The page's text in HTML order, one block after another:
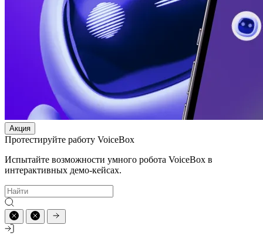
Акция
Протестируйте работу VoiceBox
Испытайте возможности умного робота VoiceBox в
интерактивных демо-кейсах.